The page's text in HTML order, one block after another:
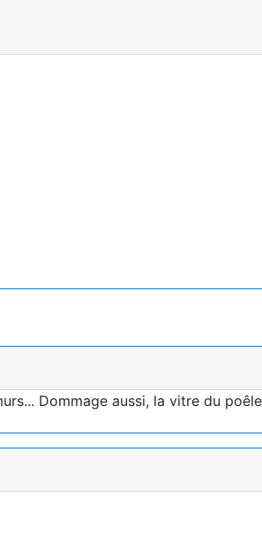
Dommage aussi, la vitre du